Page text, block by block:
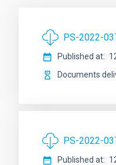
PS-2022-
Published at
Documents
PS-2022-
Published at